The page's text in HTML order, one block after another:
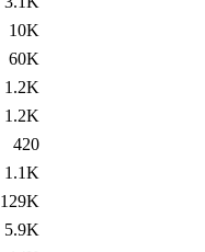
10K
60K
1.2K
1.2K
420
1.1K
129K
5.9K